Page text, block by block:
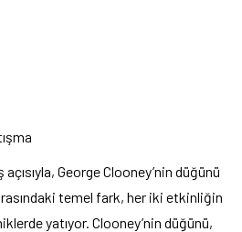
George Clooney’nin düğünü
temel fark, her iki etkinliğin
yatıyor. Clooney’nin düğünü,